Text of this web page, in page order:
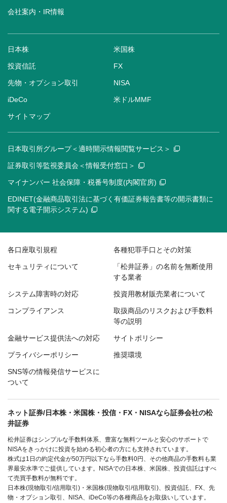
会社案内・IR情報
日本株 米国株
投資信託 FX
先物・オプション取引 NISA
iDeCo 米ドルMMF
サイトマップ
日本取引所グループ＜適時開示情報閲覧サービス＞
証券取引等監視委員会＜情報受付窓口＞
マイナンバー 社会保障・税番号制度(内閣官房)
EDINET(金融商品取引法に基づく有価証券報告書等の開示書類に
関する電子開示システム)
各口座取引規程 各種犯罪手口とその対策
セキュリティについて
「松井証券」の名前を無断使用
する業者
システム障害時の対応 投資用教材販売業者について
コンプライアンス
取扱商品のリスクおよび手数料
等の説明
金融サービス提供法への対応 サイトポリシー
プライバシーポリシー 推奨環境
SNS等の情報発信サービスに
ついて
ネット証券/日本株・米国株・投信・FX・NISAなら証券会社の松
井証券
松井証券はシンプルな手数料体系、豊富な無料ツールと安心のサポートで
NISAをきっかけに投資を始める初心者の方にも支持されています。
株式は1日の約定代金が50万円以下なら手数料0円、その他商品の手数料も業
界最安水準でご提供しています。NISAでの日本株、米国株、投資信託はすべ
て売買手数料が無料です。
日本株(現物取引/信用取引)・米国株(現物取引/信用取引)、投資信託、FX、先
物・オプション取引、NISA、iDeCo等の各種商品をお取扱いしています。